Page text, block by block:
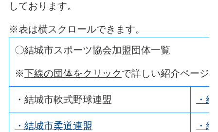
しております。
※表は横スクロールできます。
〇結城市スポーツ協会加盟団体一覧
※下線の団体をクリックで詳しい紹介ページ
・結城市軟式野球連盟 ・
・結城市柔道連盟 ・